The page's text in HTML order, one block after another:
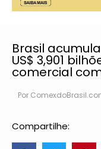
Brasil
US$ 3,901
comercial
Por
Compartilhe: